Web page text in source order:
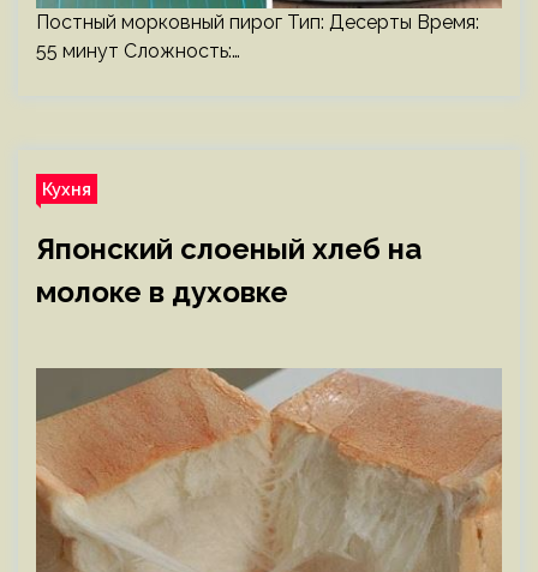
Постный морковный пирог Тип: Десерты Время:
55 минут Сложность:…
Кухня
Японский слоеный хлеб на
молоке в духовке